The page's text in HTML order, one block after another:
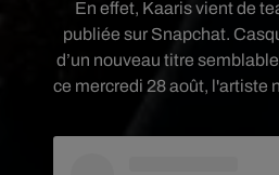
En effet, Kaaris vient de
publiée sur Snapchat.
d’un nouveau titre
ce mercredi 28 août, l'artiste